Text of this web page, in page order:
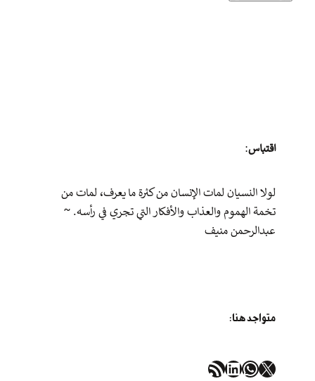
اقتباس:
لولا النسيان لمات الإنسان من كثرة ما يعرف، لمات من
تخمة الهموم والعذاب والأفكار التي تجري في رأسه. ~
عبدالرحمن منيف
متواجد هنا:
إكسواتساب لينكد إن خلاصة RSS